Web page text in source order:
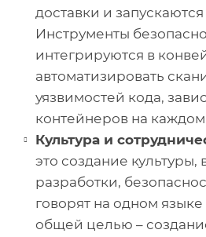
доставки и
Инструменты
интегрируются в
автоматизировать
уязвимостей кода,
контейнеров на каждом
Культура и
это создание
разработки,
говорят на одном
общей целью –